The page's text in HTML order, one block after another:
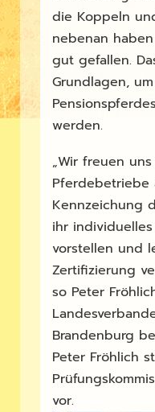
die Koppeln
nebenan
gut gefallen.
Grundlagen,
werden.
„Wir freuen
Pferdebetriebe
Kennzeichung
ihr
vorstellen und
Zertifizierung
so Peter
Brandenburg
Peter Fröhlich
vor.